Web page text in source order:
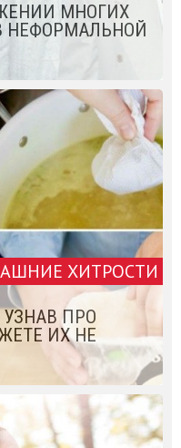
МНОГИХ
НЕФОРМАЛЬНОЙ
ХИТРОСТИ
ПРО
ИХ НЕ